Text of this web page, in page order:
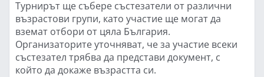
Турнирът ще събере състезатели от различни
възрастови групи, като участие ще могат да
вземат отбори от цяла България.
Организаторите уточняват, че за участие всеки
състезател трябва да представи документ, с
който да докаже възрастта си.